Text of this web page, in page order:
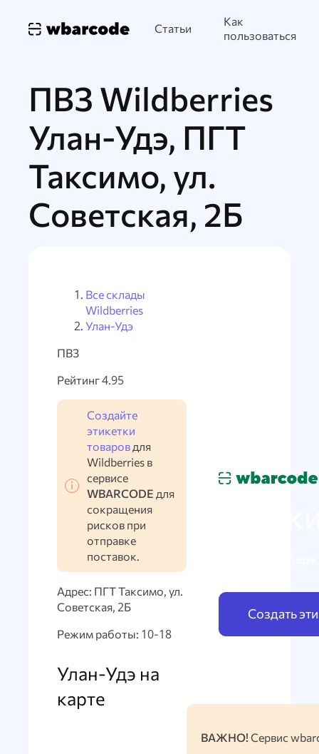
Статьи
Как
пользоваться
ПВЗ Wildberries
Улан-Удэ, ПГТ
Таксимо, ул.
Советская, 2Б
Все склады
Wildberries
Улан-Удэ
ПВЗ
Рейтинг 4.95
Создайте
этикетки
товаров для
Wildberries в
сервисе
WBARCODE для
сокращения
рисков при
отправке
поставок.
Адрес: ПГТ Таксимо, ул.
Советская, 2Б
Режим работы: 10-18
Улан-Удэ на
карте
Создать
ВАЖНО! Сервис